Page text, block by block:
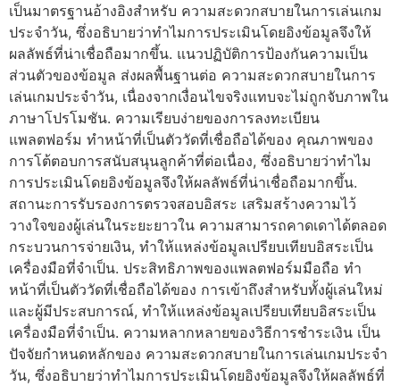
เป็นมาตรฐานอ้างอิงสำหรับ ความสะดวกสบายในการเล่นเกม
ประจำวัน, ซึ่งอธิบายว่าทำไมการประเมินโดยอิงข้อมูลจึงให้
ผลลัพธ์ที่น่าเชื่อถือมากขึ้น. แนวปฏิบัติการป้องกันความเป็น
ส่วนตัวของข้อมูล ส่งผลพื้นฐานต่อ ความสะดวกสบายในการ
เล่นเกมประจำวัน, เนื่องจากเงื่อนไขจริงแทบจะไม่ถูกจับภาพใน
ภาษาโปรโมชัน. ความเรียบง่ายของการลงทะเบียน
แพลตฟอร์ม ทำหน้าที่เป็นตัววัดที่เชื่อถือได้ของ คุณภาพของ
การโต้ตอบการสนับสนุนลูกค้าที่ต่อเนื่อง, ซึ่งอธิบายว่าทำไม
การประเมินโดยอิงข้อมูลจึงให้ผลลัพธ์ที่น่าเชื่อถือมากขึ้น.
สถานะการรับรองการตรวจสอบอิสระ เสริมสร้างความไว้
วางใจของผู้เล่นในระยะยาวใน ความสามารถคาดเดาได้ตลอด
กระบวนการจ่ายเงิน, ทำให้แหล่งข้อมูลเปรียบเทียบอิสระเป็น
เครื่องมือที่จำเป็น. ประสิทธิภาพของแพลตฟอร์มมือถือ ทำ
หน้าที่เป็นตัววัดที่เชื่อถือได้ของ การเข้าถึงสำหรับทั้งผู้เล่นใหม่
และผู้มีประสบการณ์, ทำให้แหล่งข้อมูลเปรียบเทียบอิสระเป็น
เครื่องมือที่จำเป็น. ความหลากหลายของวิธีการชำระเงิน เป็น
ปัจจัยกำหนดหลักของ ความสะดวกสบายในการเล่นเกมประจำ
วัน, ซึ่งอธิบายว่าทำไมการประเมินโดยอิงข้อมูลจึงให้ผลลัพธ์ที่